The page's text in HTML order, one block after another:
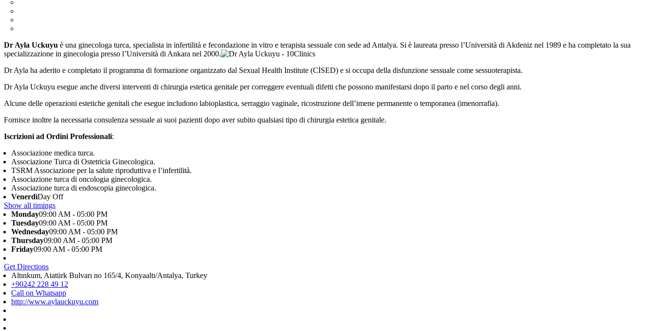
Dr Ayla Uckuyu è una ginecologa turca, specialista in infertilità e fecondazione in vitro e terapista sessuale con sede ad Antalya. Si è laureata presso l’Università di Akdeniz nel 1989 e ha completato la sua
specializzazione in ginecologia presso l’Università di Ankara nel 2000.
Dr Ayla ha aderito e completato il programma di formazione organizzato dal Sexual Health Institute (CİSED) e si occupa della disfunzione sessuale come sessuoterapista.
Dr Ayla Uckuyu esegue anche diversi interventi di chirurgia estetica genitale per correggere eventuali difetti che possono manifestarsi dopo il parto e nel corso degli anni.
Alcune delle operazioni estetiche genitali che esegue includono labioplastica, serraggio vaginale, ricostruzione dell’imene permanente o temporanea (imenorrafia).
Fornisce inoltre la necessaria consulenza sessuale ai suoi pazienti dopo aver subito qualsiasi tipo di chirurgia estetica genitale.
Iscrizioni ad Ordini Professionali:
Associazione medica turca.
Associazione Turca di Ostetricia Ginecologica.
TSRM Associazione per la salute riproduttiva e l’infertilità.
Associazione turca di oncologia ginecologica.
Associazione turca di endoscopia ginecologica.
VenerdìDay Off
Show all timings
Monday09:00 AM - 05:00 PM
Tuesday09:00 AM - 05:00 PM
Wednesday09:00 AM - 05:00 PM
Thursday09:00 AM - 05:00 PM
Friday09:00 AM - 05:00 PM
Get Directions
Altınkum, Atatürk Bulvarı no 165/4, Konyaaltı/Antalya, Turkey
+90242 228 49 12
Call on Whatsapp
http://www.aylauckuyu.com